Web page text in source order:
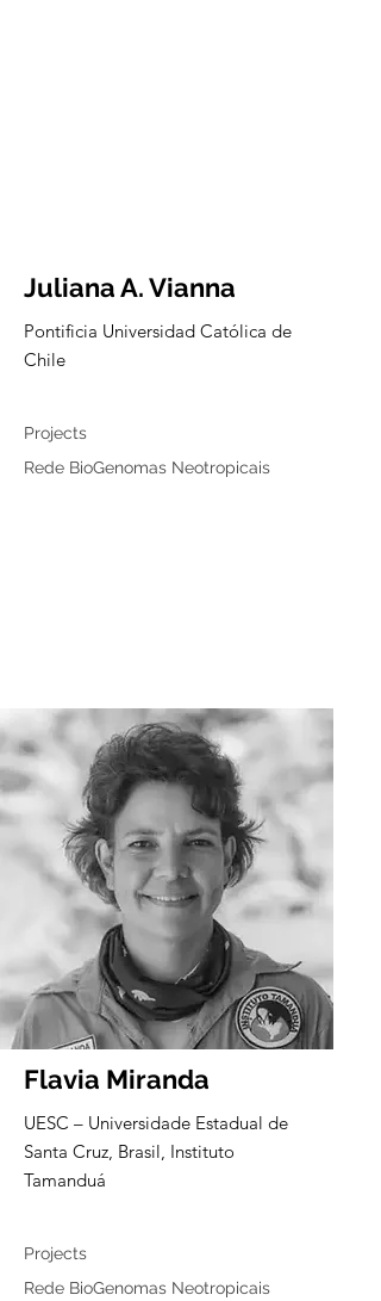
Juliana A. Vianna
Pontificia Universidad Católica de
Chile
Projects
Rede BioGenomas Neotropicais
Flavia Miranda
UESC – Universidade Estadual de
Santa Cruz, Brasil, Instituto
Tamanduá
Projects
Rede BioGenomas Neotropicais